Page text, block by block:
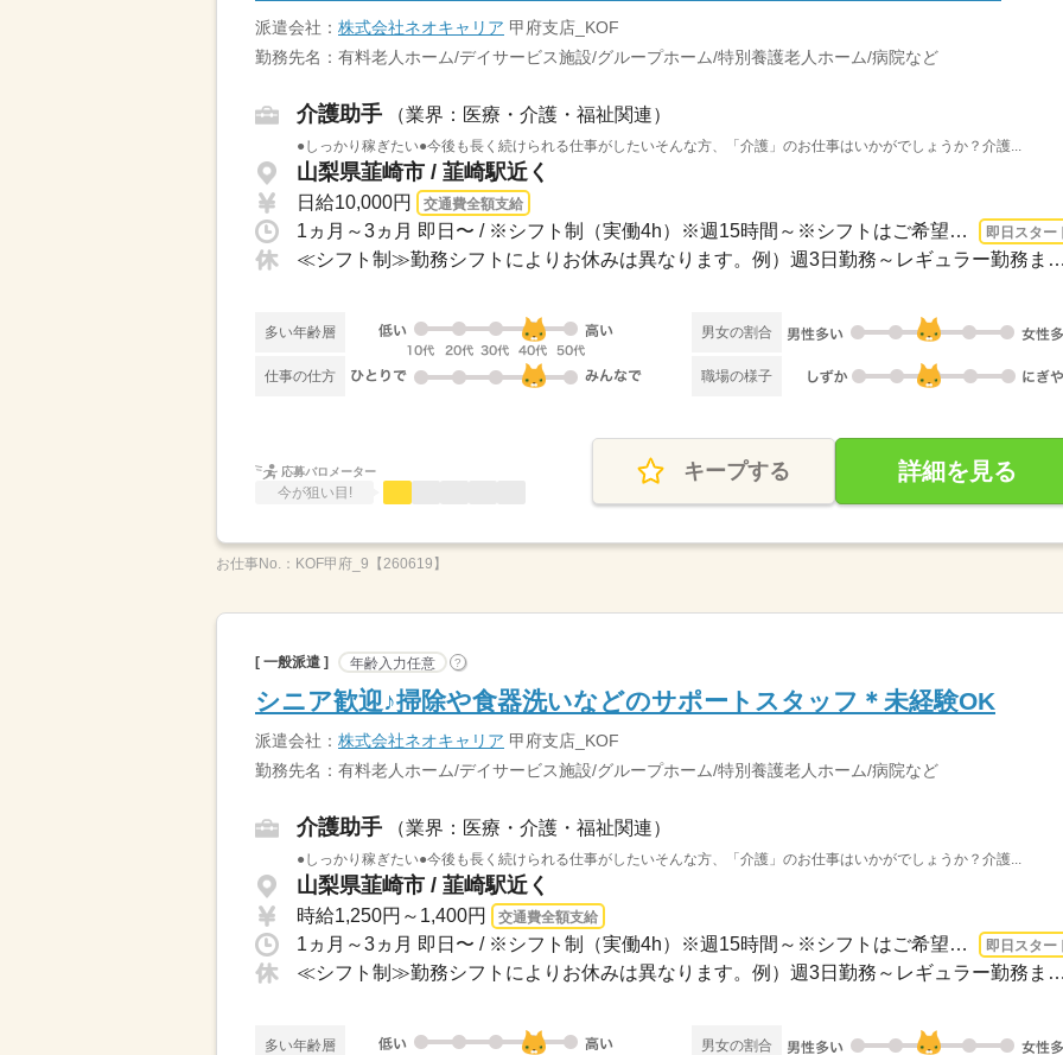
派遣会社： 株式会社ネオキャリア 甲府支店_KOF
勤務先名：有料老人ホーム/デイサービス施設/グループホーム/特別養護老人ホーム/病院など
介護助手 （業界：医療・介護・福祉関連）
●しっかり稼ぎたい●今後も長く続けられる仕事がしたいそんな方、「介護」のお仕事はいかがでしょうか？介護...
山梨県韮崎市 / 韮崎駅近く
日給10,000円 交通費全額支給
1ヵ月～3ヵ月 即日〜 / ※シフト制（実働4h）※週15時間～※シフトはご希望に合わせて調... 即日スター
≪シフト制≫勤務シフトによりお休みは異なります。例）週3日勤務～レギュラー勤務まで...
多い年齢層 男女の割合
仕事の仕方 職場の様子
応募バロメーター
今が狙い目!
キープする 詳細を見る
お仕事No.： KOF甲府_9【260619】
[ 一般派遣 ] 年齢入力任意 ?
シニア歓迎♪掃除や食器洗いなどのサポートスタッフ＊未経験OK
派遣会社： 株式会社ネオキャリア 甲府支店_KOF
勤務先名：有料老人ホーム/デイサービス施設/グループホーム/特別養護老人ホーム/病院など
介護助手 （業界：医療・介護・福祉関連）
●しっかり稼ぎたい●今後も長く続けられる仕事がしたいそんな方、「介護」のお仕事はいかがでしょうか？介護...
山梨県韮崎市 / 韮崎駅近く
時給1,250円～1,400円 交通費全額支給
1ヵ月～3ヵ月 即日〜 / ※シフト制（実働4h）※週15時間～※シフトはご希望に合わせて調... 即日スター
≪シフト制≫勤務シフトによりお休みは異なります。例）週3日勤務～レギュラー勤務まで...
多い年齢層 男女の割合